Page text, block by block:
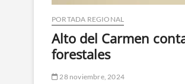
PORTADA REGIONAL
Alto del Carmen
forestales
28 noviembre, 2024